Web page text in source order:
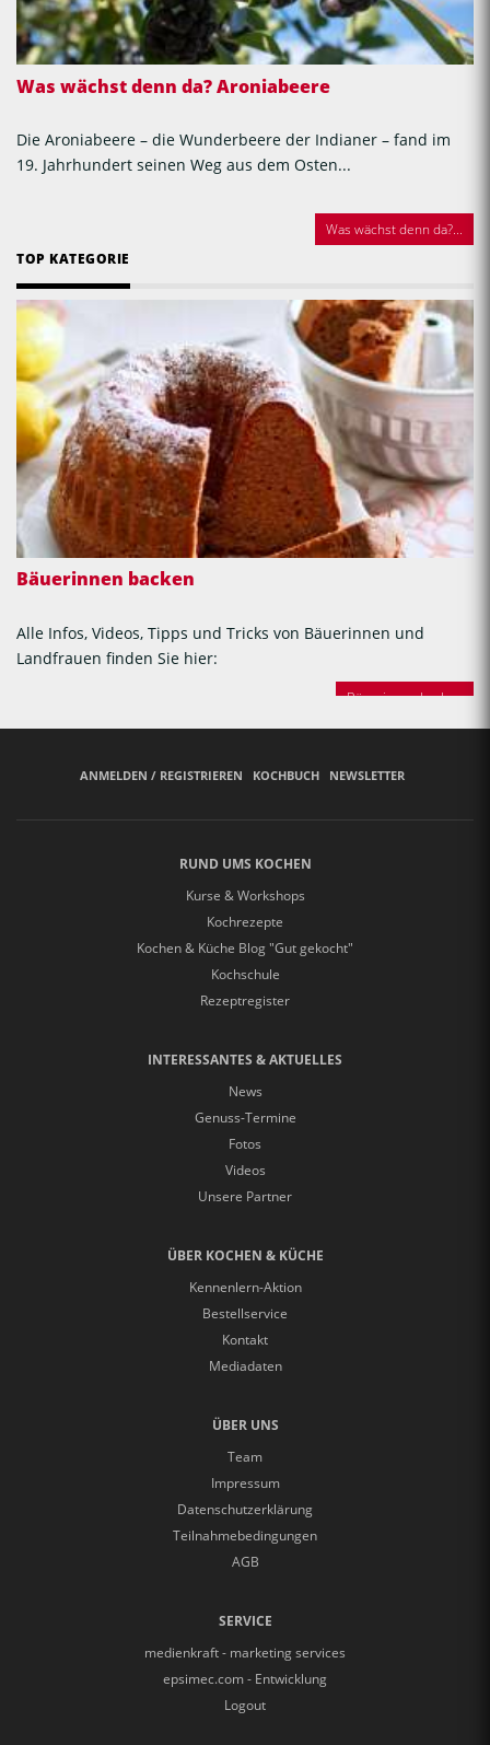
Was wächst denn da? Aroniabeere
Die Aroniabeere – die Wunderbeere der Indianer – fand im
19. Jahrhundert seinen Weg aus dem Osten...
Was wächst denn da?...
TOP KATEGORIE
Bäuerinnen backen
Alle Infos, Videos, Tipps und Tricks von Bäuerinnen und
Landfrauen finden Sie hier:
Bäuerinnen backen
ANMELDEN / REGISTRIEREN KOCHBUCH NEWSLETTER
RUND UMS KOCHEN
Kurse & Workshops
Kochrezepte
Kochen & Küche Blog "Gut gekocht"
Kochschule
Rezeptregister
INTERESSANTES & AKTUELLES
News
Genuss-Termine
Fotos
Videos
Unsere Partner
ÜBER KOCHEN & KÜCHE
Kennenlern-Aktion
Bestellservice
Kontakt
Mediadaten
ÜBER UNS
Team
Impressum
Datenschutzerklärung
Teilnahmebedingungen
AGB
SERVICE
medienkraft - marketing services
epsimec.com - Entwicklung
Logout